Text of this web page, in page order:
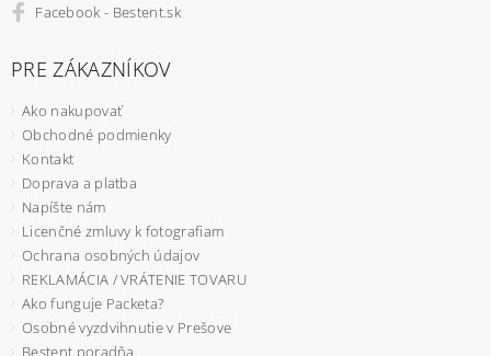
Facebook - Bestent.sk
PRE ZÁKAZNÍKOV
Ako nakupovať
Obchodné podmienky
Kontakt
Doprava a platba
Napíšte nám
Licenčné zmluvy k fotografiam
Ochrana osobných údajov
REKLAMÁCIA / VRÁTENIE TOVARU
Ako funguje Packeta?
Osobné vyzdvihnutie v Prešove